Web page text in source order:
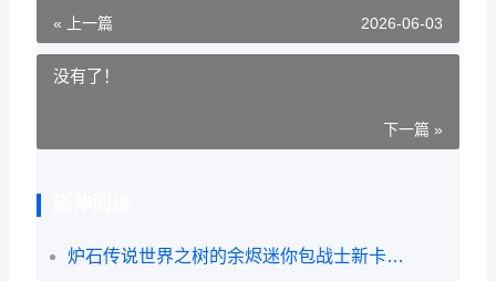
« 上一篇 2026-06-03
没有了！
下一篇 »
炉石传说世界之树的余烬迷你包战士新卡有啥子 炉石传说世界之树的余烬卡组代码